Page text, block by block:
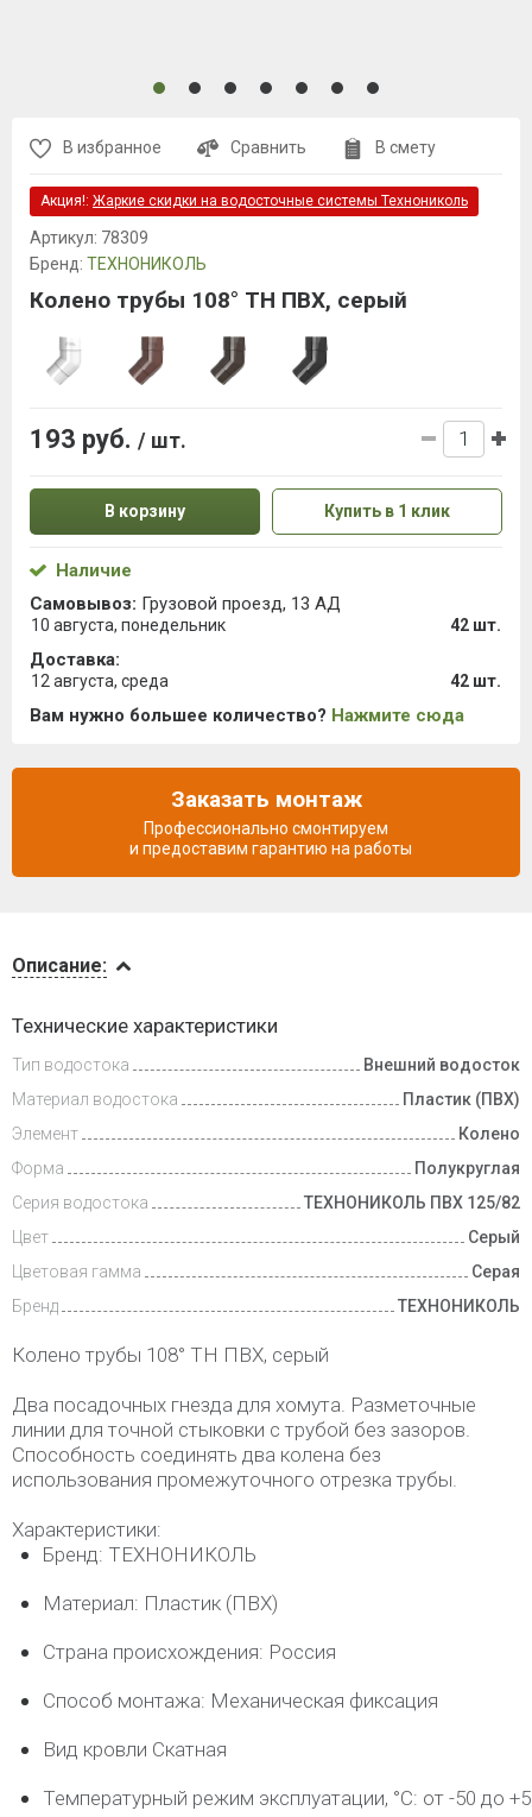
Доставка
Описание:
Технические характеристики
Тип водостока
Внешний водосток
Материал водостока
Пластик (ПВХ)
Элемент
Колено
Форма
Полукруглая
Серия водостока
ТЕХНОНИКОЛЬ ПВХ 125/82
Цвет
Серый
Цветовая гамма
Серая
Бренд
ТЕХНОНИКОЛЬ
Колено трубы 108° ТН ПВХ, серый
Два посадочных гнезда для хомута. Разметочные
линии для точной стыковки с трубой без зазоров.
Способность соединять два колена без
использования промежуточного отрезка трубы.
Характеристики:
Бренд: ТЕХНОНИКОЛЬ
Материал: Пластик (ПВХ)
Страна происхождения: Россия
Способ монтажа: Механическая фиксация
Вид кровли Скатная
Температурный режим эксплуатации, °C: от -50 до
В избранное Сравнить В смету
Акция!: Жаркие скидки на водосточные системы Технониколь
Артикул: 78309
Бренд: ТЕХНОНИКОЛЬ
Колено трубы 108° ТН ПВХ, серый
193 руб. / шт.
В корзину Купить в 1 клик
Наличие
Самовывоз: Грузовой проезд, 13 АД
10 августа, понедельник 42 шт.
Доставка:
12 августа, среда 42 шт.
Вам нужно большее количество? Нажмите сюда
Заказать монтаж
Профессионально смонтируем
и предоставим гарантию на работы